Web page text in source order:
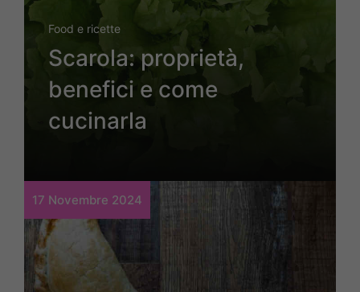
Food e ricette
Scarola: proprietà,
benefici e come
cucinarla
17 Novembre 2024